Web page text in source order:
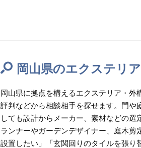
岡山県のエクステリ
岡山県に拠点を構えるエクステリア・外
評判などから相談相手を探せます。門や
しても設計からメーカー、素材などの
ランナーやガーデンデザイナー、庭木
設置したい」「玄関回りのタイルを張り